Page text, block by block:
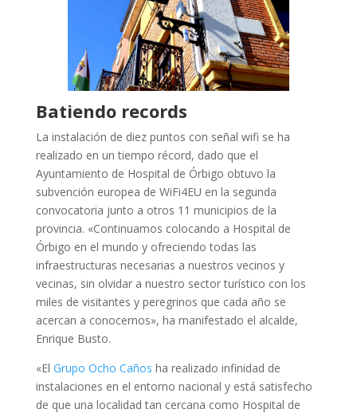
Batiendo records
La instalación de diez puntos con señal wifi se ha
realizado en un tiempo récord, dado que el
Ayuntamiento de Hospital de Órbigo obtuvo la
subvención europea de WiFi4EU en la segunda
convocatoria junto a otros 11 municipios de la
provincia. «Continuamos colocando a Hospital de
Órbigo en el mundo y ofreciendo todas las
infraestructuras necesarias a nuestros vecinos y
vecinas, sin olvidar a nuestro sector turístico con los
miles de visitantes y peregrinos que cada año se
acercan a conocernos», ha manifestado el alcalde,
Enrique Busto.
«El Grupo Ocho Caños ha realizado infinidad de
instalaciones en el entorno nacional y está satisfecho
de que una localidad tan cercana como Hospital de